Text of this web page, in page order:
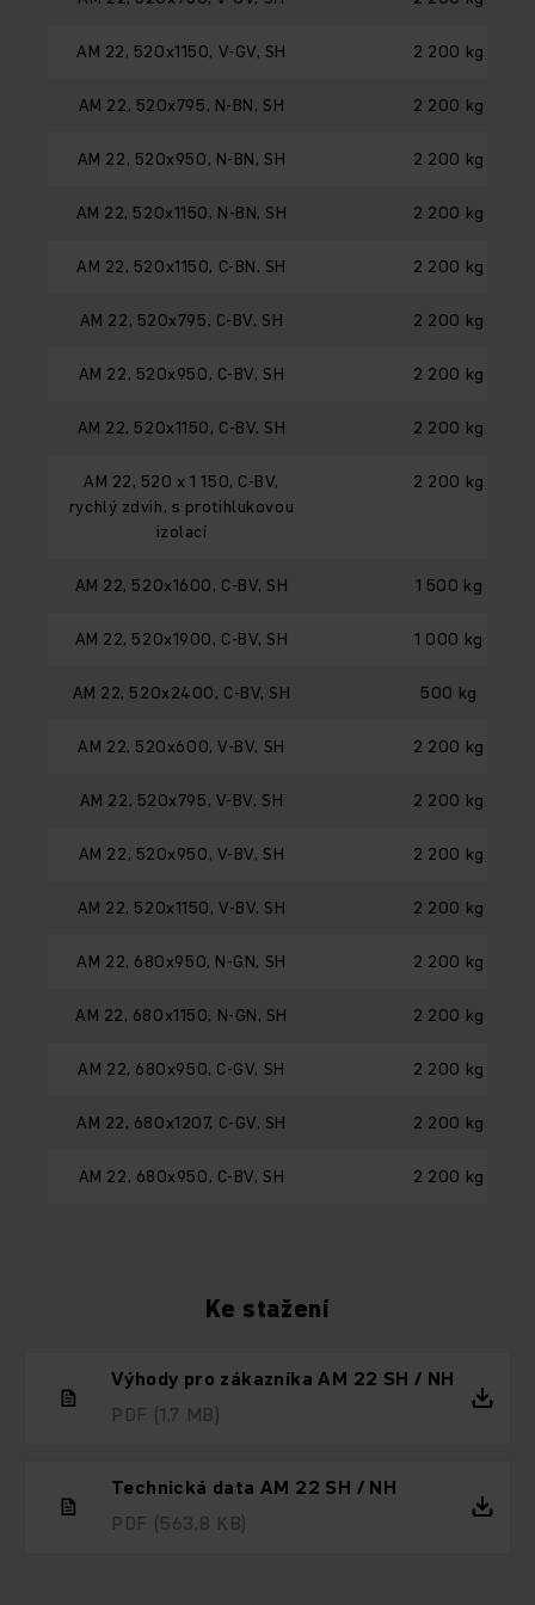
AM 22, 520x1150, V-GV, SH 2 200 kg
AM 22, 520x795, N-BN, SH 2 200 kg
AM 22, 520x950, N-BN, SH 2 200 kg
AM 22, 520x1150, N-BN, SH 2 200 kg
AM 22, 520x1150, C-BN, SH 2 200 kg
AM 22, 520x795, C-BV, SH 2 200 kg
AM 22, 520x950, C-BV, SH 2 200 kg
AM 22, 520x1150, C-BV, SH 2 200 kg
AM 22, 520 x 1 150, C-BV,
rychlý zdvih, s protihlukovou
izolací
2 200 kg
AM 22, 520x1600, C-BV, SH 1 500 kg
AM 22, 520x1900, C-BV, SH 1 000 kg
AM 22, 520x2400, C-BV, SH 500 kg
AM 22, 520x600, V-BV, SH 2 200 kg
AM 22, 520x795, V-BV, SH 2 200 kg
AM 22, 520x950, V-BV, SH 2 200 kg
AM 22, 520x1150, V-BV, SH 2 200 kg
AM 22, 680x950, N-GN, SH 2 200 kg
AM 22, 680x1150, N-GN, SH 2 200 kg
AM 22, 680x950, C-GV, SH 2 200 kg
AM 22, 680x1207, C-GV, SH 2 200 kg
AM 22, 680x950, C-BV, SH 2 200 kg
Ke stažení
Výhody pro zákazníka AM 22 SH / NH
PDF (1,7 MB)
Technická data AM 22 SH / NH
PDF (563,8 KB)